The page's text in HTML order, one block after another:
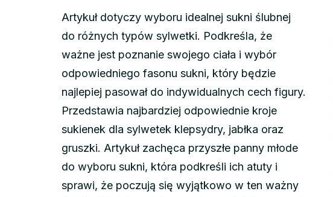
Artykuł dotyczy wyboru idealnej sukni ślubnej
do różnych typów sylwetki. Podkreśla, że
ważne jest poznanie swojego ciała i wybór
odpowiedniego fasonu sukni, który będzie
najlepiej pasował do indywidualnych cech figury.
Przedstawia najbardziej odpowiednie kroje
sukienek dla sylwetek klepsydry, jabłka oraz
gruszki. Artykuł zachęca przyszłe panny młode
do wyboru sukni, która podkreśli ich atuty i
sprawi, że poczują się wyjątkowo w ten ważny